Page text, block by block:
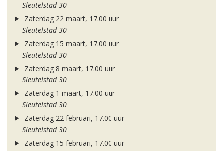
Sleutelstad 30
Zaterdag 22 maart, 17.00 uur
Sleutelstad 30
Zaterdag 15 maart, 17.00 uur
Sleutelstad 30
Zaterdag 8 maart, 17.00 uur
Sleutelstad 30
Zaterdag 1 maart, 17.00 uur
Sleutelstad 30
Zaterdag 22 februari, 17.00 uur
Sleutelstad 30
Zaterdag 15 februari, 17.00 uur